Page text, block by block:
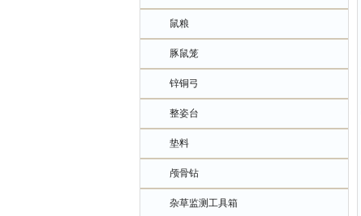
鼠粮
豚鼠笼
锌铜弓
整姿台
垫料
颅骨钻
杂草监测工具箱